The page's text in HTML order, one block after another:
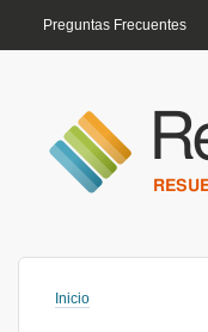
Preguntas Frecuentes
Usted está
Inicio